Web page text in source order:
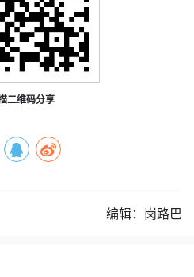
二维码分享
编辑：岗路巴